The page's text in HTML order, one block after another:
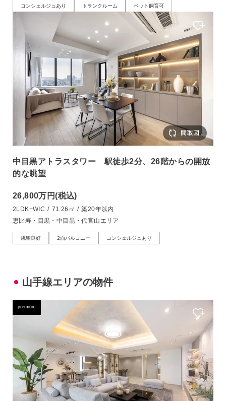
コンシェルジュあり トランクルーム ペット飼育可
中目黒アトラスタワー 駅徒歩2分、26階からの開放
的な眺望
26,800万円(税込)
2LDK+WIC / 71.26㎡ / 築20年以内
恵比寿・目黒・中目黒・代官山エリア
眺望良好 2面バルコニー コンシェルジュあり
山手線エリアの物件
premium